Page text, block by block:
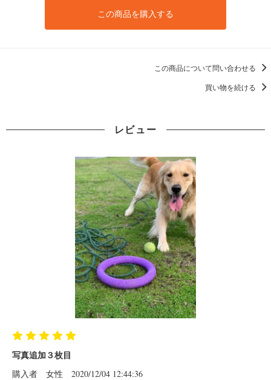
この商品を購入する
この商品について問い合わせる
買い物を続ける
レビュー
写真追加３枚目
購入者 女性
2020/12/04 12:44:36